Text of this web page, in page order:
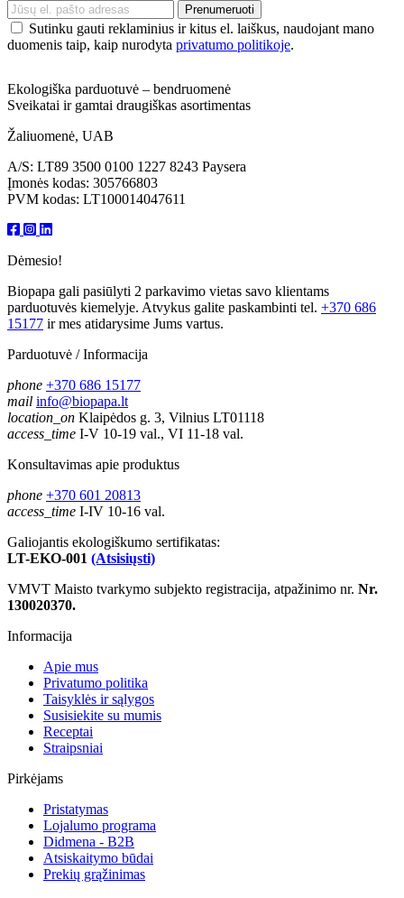
Sutinku gauti reklaminius ir kitus el. laiškus, naudojant mano
duomenis taip, kaip nurodyta privatumo politikoje.
Ekologiška parduotuvė – bendruomenė
Sveikatai ir gamtai draugiškas asortimentas
Žaliuomenė, UAB
A/S: LT89 3500 0100 1227 8243 Paysera
Įmonės kodas: 305766803
PVM kodas: LT100014047611
Dėmesio!
Biopapa gali pasiūlyti 2 parkavimo vietas savo klientams
parduotuvės kiemelyje. Atvykus galite paskambinti tel. +370 686
15177 ir mes atidarysime Jums vartus.
Parduotuvė / Informacija
phone +370 686 15177
mail info@biopapa.lt
location_on Klaipėdos g. 3, Vilnius LT01118
access_time I-V 10-19 val., VI 11-18 val.
Konsultavimas apie produktus
phone +370 601 20813
access_time I-IV 10-16 val.
Galiojantis ekologiškumo sertifikatas:
LT-EKO-001 (Atsisiųsti)
VMVT Maisto tvarkymo subjekto registracija, atpažinimo nr. Nr.
130020370.
Informacija
Apie mus
Privatumo politika
Taisyklės ir sąlygos
Susisiekite su mumis
Receptai
Straipsniai
Pirkėjams
Pristatymas
Lojalumo programa
Didmena - B2B
Atsiskaitymo būdai
Prekių grąžinimas